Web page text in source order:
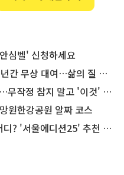
심벨' 신청하세요
무상 대여…삶의 질 높인다
참지 말고 '이것' 해보세요!
원한강공원 알짜 코스
'서울에디션25' 추천 코스